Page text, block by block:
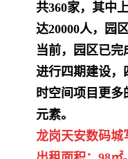
共360家，其中
达20000人，园
当前，园区已
进行四期建设，
时空间项目更多
元素。
龙岗天安数码城